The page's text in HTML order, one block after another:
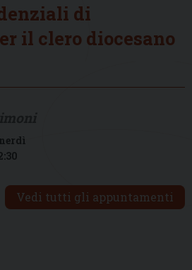
di
il clero diocesano
Vedi tutti gli appuntamenti